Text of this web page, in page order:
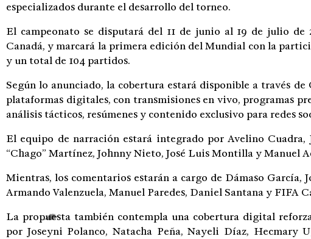
especializados durante el desarrollo del torneo.
El campeonato se disputará del 11 de junio al 19 de julio de
Canadá, y marcará la primera edición del Mundial con la
y un total de 104 partidos.
Según lo anunciado, la cobertura estará disponible a través
plataformas digitales, con transmisiones en vivo, programas
análisis tácticos, resúmenes y contenido exclusivo para redes
El equipo de narración estará integrado por Avelino Cuadra,
“Chago” Martínez, Johnny Nieto, José Luis Montilla y Manuel
Mientras, los comentarios estarán a cargo de Dámaso García,
Armando Valenzuela, Manuel Paredes, Daniel Santana y FIFA
La propuesta también contempla una cobertura digital
por Joseyni Polanco, Natacha Peña, Nayeli Díaz, Hecmary